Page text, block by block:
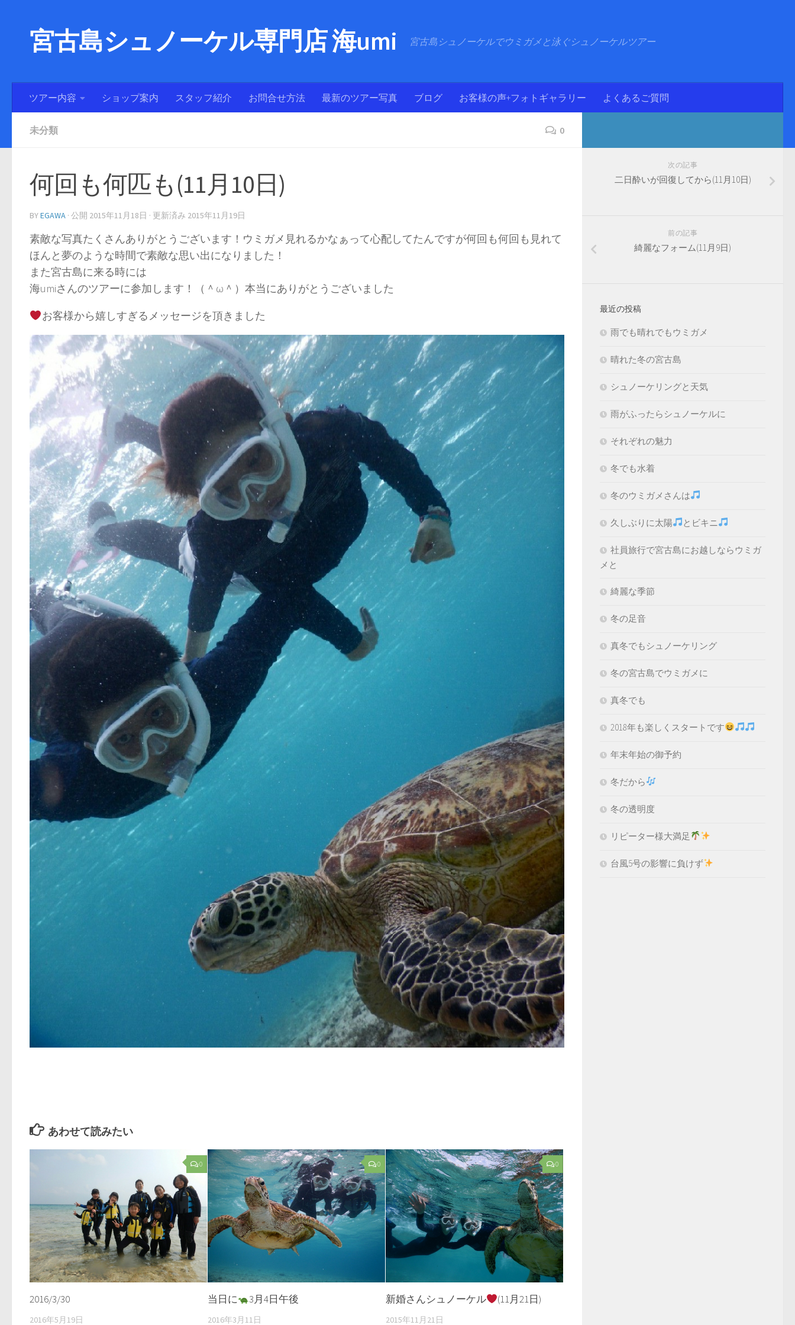
宮古島シュノーケル専門店 海umi 宮古島シュノーケルでウミガメと泳ぐシュノーケルツアー
ツアー内容 ショップ案内 スタッフ紹介 お問合せ方法 最新のツアー写真 ブログ お客様の声+フォトギャラリー よくあるご質問
未分類 0
何回も何匹も(11月10日)
BYEGAWA · 公開 2015年11月18日 · 更新済み 2015年11月19日
素敵な写真たくさんありがとうございます！ウミガメ見れるかなぁって心配してたんですが何回も何回も見れて
ほんと夢のような時間で素敵な思い出になりました！
また宮古島に来る時には
海umiさんのツアーに参加します！（＾ω＾）本当にありがとうございました
お客様から嬉しすぎるメッセージを頂きました
あわせて読みたい
0
2016/3/30
2016年5月19日
0
当日に 3月4日午後
2016年3月11日
0
新婚さんシュノーケル (11月21日)
2015年11月21日
次の記事
二日酔いが回復してから(11月10日)
前の記事
綺麗なフォーム(11月9日)
最近の投稿
雨でも晴れでもウミガメ
晴れた冬の宮古島
シュノーケリングと天気
雨がふったらシュノーケルに
それぞれの魅力
冬でも水着
冬のウミガメさんは
久しぶりに太陽 とビキニ
社員旅行で宮古島にお越しならウミガ
メと
綺麗な季節
冬の足音
真冬でもシュノーケリング
冬の宮古島でウミガメに
真冬でも
2018年も楽しくスタートです
年末年始の御予約
冬だから
冬の透明度
リピーター様大満足
台風5号の影響に負けず